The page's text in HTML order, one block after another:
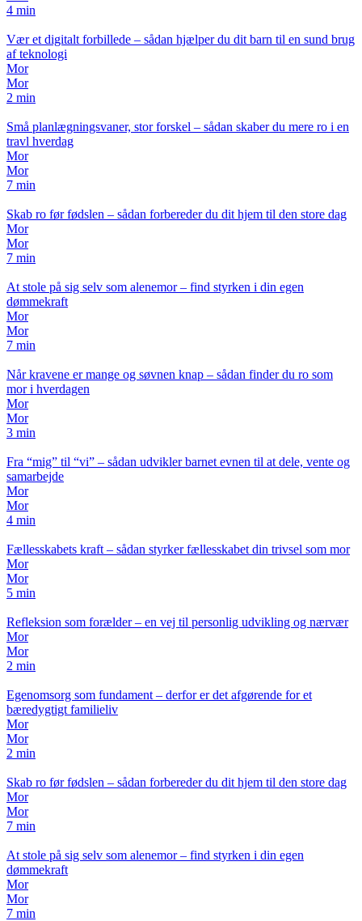
4 min
Vær et digitalt forbillede – sådan hjælper du dit barn til en sund brug
af teknologi
Mor
Mor
2 min
Små planlægningsvaner, stor forskel – sådan skaber du mere ro i en
travl hverdag
Mor
Mor
7 min
Skab ro før fødslen – sådan forbereder du dit hjem til den store dag
Mor
Mor
7 min
At stole på sig selv som alenemor – find styrken i din egen
dømmekraft
Mor
Mor
7 min
Når kravene er mange og søvnen knap – sådan finder du ro som
mor i hverdagen
Mor
Mor
3 min
Fra “mig” til “vi” – sådan udvikler barnet evnen til at dele, vente og
samarbejde
Mor
Mor
4 min
Fællesskabets kraft – sådan styrker fællesskabet din trivsel som mor
Mor
Mor
5 min
Refleksion som forælder – en vej til personlig udvikling og nærvær
Mor
Mor
2 min
Egenomsorg som fundament – derfor er det afgørende for et
bæredygtigt familieliv
Mor
Mor
2 min
Skab ro før fødslen – sådan forbereder du dit hjem til den store dag
Mor
Mor
7 min
At stole på sig selv som alenemor – find styrken i din egen
dømmekraft
Mor
Mor
7 min